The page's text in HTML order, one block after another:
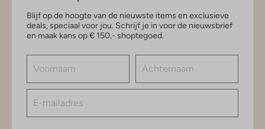
Blijf op de hoogte van de nieuwste items en exclusieve
deals, speciaal voor jou. Schrijf je in voor de nieuwsbrief
en maak kans op € 150,- shoptegoed.